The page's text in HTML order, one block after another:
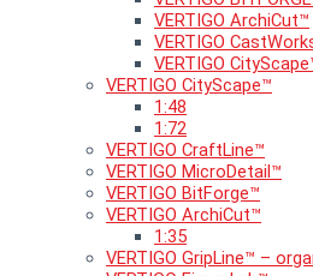
VERTIGO ArchiCut™
VERTIGO
VERTIGO
VERTIGO CityScape™
1:48
1:72
VERTIGO CraftLine™
VERTIGO MicroDetail™
VERTIGO BitForge™
VERTIGO ArchiCut™
1:35
VERTIGO GripLine™ –